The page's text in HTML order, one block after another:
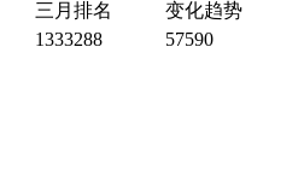
三月排名
变化趋势
1333288 57590